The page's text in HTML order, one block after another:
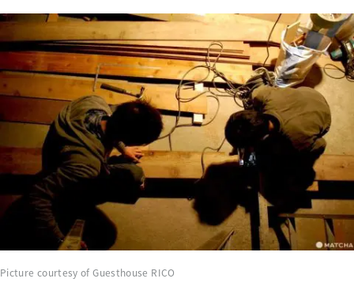
Picture courtesy of Guesthouse RICO